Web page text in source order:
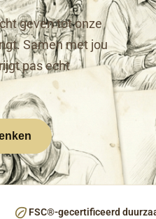
geven tot onze
Samen met jou
pas echt
FSC®-gecertificeerd